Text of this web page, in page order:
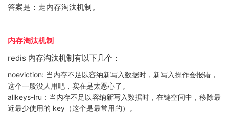
答案是：走内存淘汰机制。
内存淘汰机制
redis 内存淘汰机制有以下几个：
noeviction: 当内存不足以容纳新写入数据时，新写入操作会报错，
这个一般没人用吧，实在是太恶心了。
allkeys-lru：当内存不足以容纳新写入数据时，在键空间中，移除最
近最少使用的 key（这个是最常用的）。